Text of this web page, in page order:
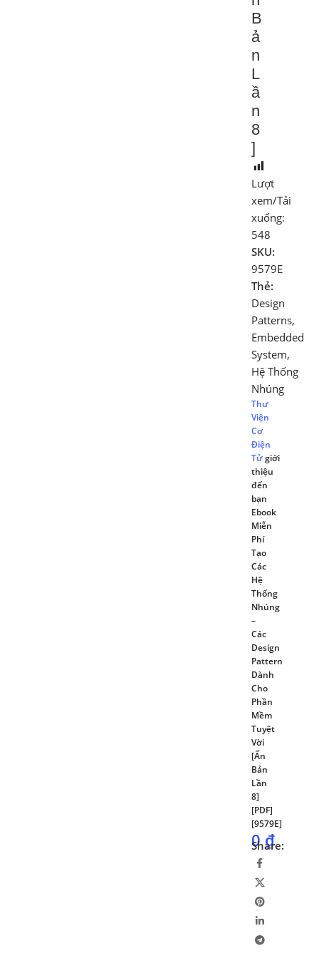
B
ả
n
L
ầ
n
8
]
Lượt
xem/Tải
xuống:
548
SKU:
9579E
Thẻ:
Design
Patterns,
Embedded
System,
Hệ Thống
Nhúng
Thư
Viện
Cơ
Điện
Tửgiới
thiệu
đến
bạn
Ebook
Miễn
Phí
Tạo
Các
Hệ
Thống
Nhúng
–
Các
Design
Pattern
Dành
Cho
Phần
Mềm
Tuyệt
Vời
[Ấn
Bản
Lần
8]
[PDF]
[9579E]
0₫
Share: